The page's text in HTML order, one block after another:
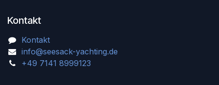
Kontakt
Kontakt
info@seesack-yachting.de
+49 7141 8999123